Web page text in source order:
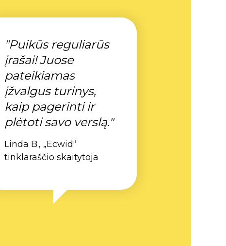
"Puikūs reguliarūs
įrašai! Juose
pateikiamas
įžvalgus turinys,
kaip pagerinti ir
plėtoti savo verslą."
Linda B., „Ecwid“
tinklaraščio skaitytoja